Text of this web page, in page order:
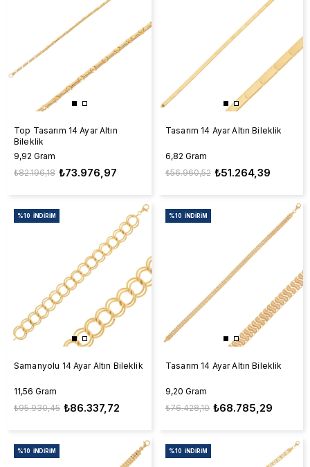
Top Tasarım 14 Ayar Altın
Bileklik
9,92 Gram
₺73.976,97
₺82.196,18
Tasarım 14 Ayar Altın Bileklik
6,82 Gram
₺51.264,39
₺56.960,52
Samanyolu 14 Ayar Altın Bileklik
11,56 Gram
₺86.337,72
₺95.930,45
%10 İNDIRIM
Tasarım 14 Ayar Altın Bileklik
9,20 Gram
₺68.785,29
₺76.428,10
%10 İNDIRIM
%10 İNDIRIM %10 İNDIRIM